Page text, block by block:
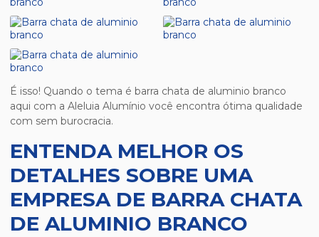
É isso! Quando o tema é barra chata de aluminio branco
aqui com a Aleluia Alumínio você encontra ótima qualidade
com sem burocracia.
ENTENDA MELHOR OS
DETALHES SOBRE UMA
EMPRESA DE BARRA CHATA
DE ALUMINIO BRANCO